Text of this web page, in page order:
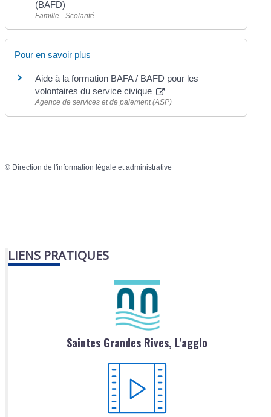
(BAFD)
Famille - Scolarité
Pour en savoir plus
Aide à la formation BAFA / BAFD pour les
volontaires du service civique
Agence de services et de paiement (ASP)
© Direction de l'information légale et administrative
LIENS PRATIQUES
Saintes Grandes Rives, L'agglo